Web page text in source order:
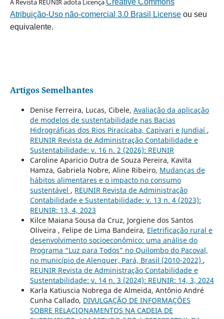
A Revista REUNIR adota LicençaCreative Commons
Atribuição-Uso não-comercial 3.0 Brasil Licenseou seu
equivalente.
Artigos Semelhantes
Denise Ferreira, Lucas, Cibele, Avaliação da aplicação
de modelos de sustentabilidade nas Bacias
Hidrográficas dos Rios Piracicaba, Capivari e Jundiaí ,
REUNIR Revista de Administração Contabilidade e
Sustentabilidade: v. 16 n. 2 (2026): REUNIR
Caroline Aparicio Dutra de Souza Pereira, Kavita
Hamza, Gabriela Nobre, Aline Ribeiro, Mudanças de
hábitos alimentares e o impacto no consumo
sustentável , REUNIR Revista de Administração
Contabilidade e Sustentabilidade: v. 13 n. 4 (2023):
REUNIR: 13, 4, 2023
Kilce Maiana Sousa da Cruz, Jorgiene dos Santos
Oliveira , Felipe de Lima Bandeira, Eletrificação rural e
desenvolvimento socioeconômico: uma análise do
Programa “Luz para Todos” no Quilombo do Pacoval,
no município de Alenquer, Pará, Brasil (2010-2022) ,
REUNIR Revista de Administração Contabilidade e
Sustentabilidade: v. 14 n. 3 (2024): REUNIR: 14, 3, 2024
Karla Katiuscia Nobrega de Almeida, Antônio André
Cunha Callado, DIVULGAÇÃO DE INFORMAÇÕES
SOBRE RELACIONAMENTOS NA CADEIA DE